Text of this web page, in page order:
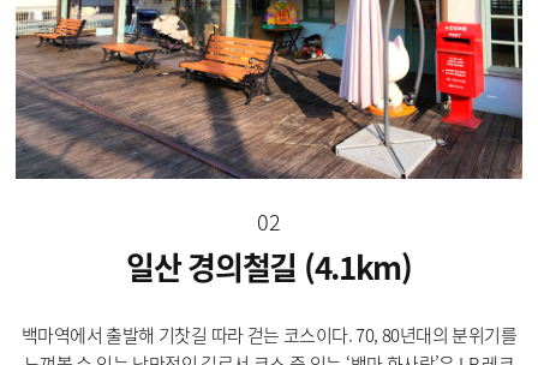
02
일산 경의철길 (4.1km)
백마역에서 출발해 기찻길 따라 걷는 코스이다. 70, 80년대의 분위기를